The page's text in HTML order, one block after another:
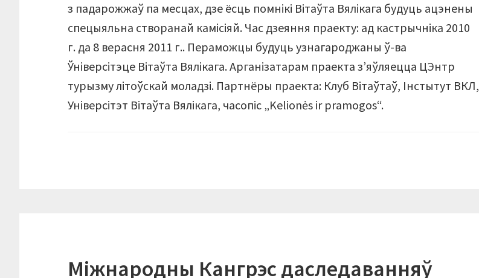
з падарожжаў па месцах, дзе ёсць помнікі Вітаўта Вялікага будуць ацэнены
спецыяльна створанай камісіяй. Час дзеяння праекту: ад кастрычніка 2010
г. да 8 верасня 2011 г.. Пераможцы будуць узнагароджаны ў-ва
Ўніверсітэце Вітаўта Вялікага. Арганізатарам праекта з’яўляецца ЦЭнтр
турызму літоўскай моладзі. Партнёры праекта: Клуб Вітаўтаў, Інстытут ВКЛ,
Універсітэт Вітаўта Вялікага, часопіс „Kelionės ir pramogos“.
Міжнародны Кангрэс даследаванняў